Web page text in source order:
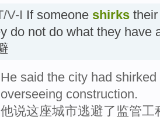
V-I If someone shirks
do not do what they have
He said the city had
overseeing construction.
他说这座城市逃避了监管工